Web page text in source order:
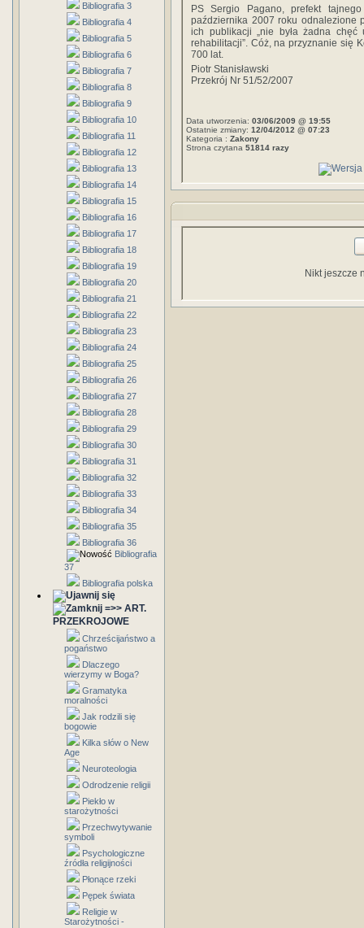
Bibliografia 3
Bibliografia 4
Bibliografia 5
Bibliografia 6
Bibliografia 7
Bibliografia 8
Bibliografia 9
Bibliografia 10
Bibliografia 11
Bibliografia 12
Bibliografia 13
Bibliografia 14
Bibliografia 15
Bibliografia 16
Bibliografia 17
Bibliografia 18
Bibliografia 19
Bibliografia 20
Bibliografia 21
Bibliografia 22
Bibliografia 23
Bibliografia 24
Bibliografia 25
Bibliografia 26
Bibliografia 27
Bibliografia 28
Bibliografia 29
Bibliografia 30
Bibliografia 31
Bibliografia 32
Bibliografia 33
Bibliografia 34
Bibliografia 35
Bibliografia 36
Bibliografia
37
Bibliografia polska
=>> ART.
PRZEKROJOWE
Chrześcijaństwo a
pogaństwo
Dlaczego
wierzymy w Boga?
Gramatyka
moralności
Jak rodzili się
bogowie
Kilka słów o New
Age
Neuroteologia
Odrodzenie religii
Piekło w
starożytności
Przechwytywanie
symboli
Psychologiczne
źródła religijności
Płonące rzeki
Pępek świata
Religie w
Starożytności -
PS Sergio Pagano, prefekt
października 2007 roku odnalezione
ich publikacji „nie była żadna
rehabilitacji”. Cóż, na przyznanie się
700 lat.
Piotr Stanisławski
Przekrój Nr 51/52/2007
Data utworzenia: 03/06/2009 @ 19:55
Ostatnie zmiany: 12/04/2012 @ 07:23
Kategoria : Zakony
Strona czytana 51814 razy
Nikt jeszcze